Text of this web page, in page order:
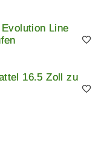
Line
16.5 Zoll zu